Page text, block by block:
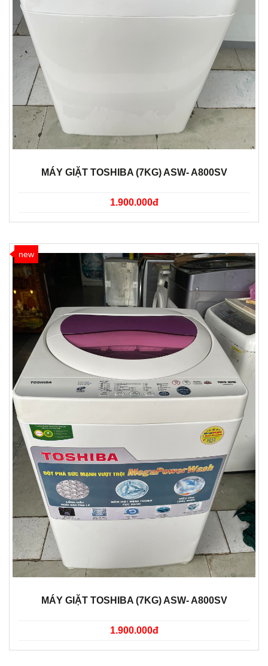
MÁY GIẶT TOSHIBA (7KG) ASW- A800SV
1.900.000đ
new
MÁY GIẶT TOSHIBA (7KG) ASW- A800SV
1.900.000đ